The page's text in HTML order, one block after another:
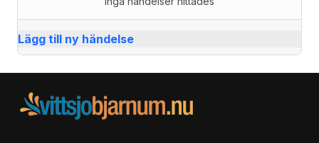
Lägg till ny händelse